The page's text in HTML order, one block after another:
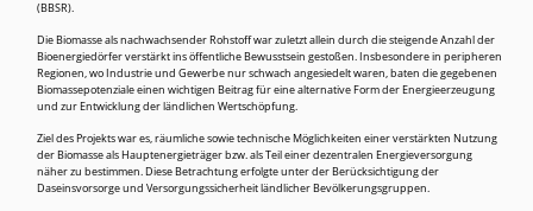
(BBSR).
Die Biomasse als nachwachsender Rohstoff war zuletzt allein durch die steigende Anzahl der
Bioenergiedörfer verstärkt ins öffentliche Bewusstsein gestoßen. Insbesondere in peripheren
Regionen, wo Industrie und Gewerbe nur schwach angesiedelt waren, baten die gegebenen
Biomassepotenziale einen wichtigen Beitrag für eine alternative Form der Energieerzeugung
und zur Entwicklung der ländlichen Wertschöpfung.
Ziel des Projekts war es, räumliche sowie technische Möglichkeiten einer verstärkten Nutzung
der Biomasse als Hauptenergieträger bzw. als Teil einer dezentralen Energieversorgung
näher zu bestimmen. Diese Betrachtung erfolgte unter der Berücksichtigung der
Daseinsvorsorge und Versorgungssicherheit ländlicher Bevölkerungsgruppen.